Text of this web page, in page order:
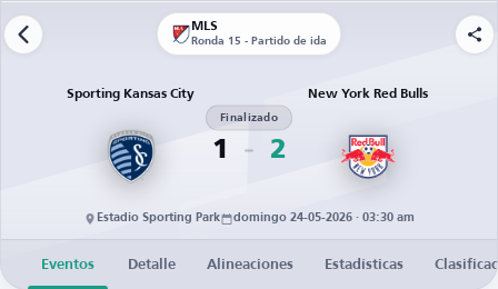
MLS
Ronda 15 - Partido de ida
Sporting Kansas City
1
Finalizado
2
New York Red Bulls
Estadio Sporting Park domingo 24-05-2026 · 03:30 am
Eventos Detalle Alineaciones Estadísticas